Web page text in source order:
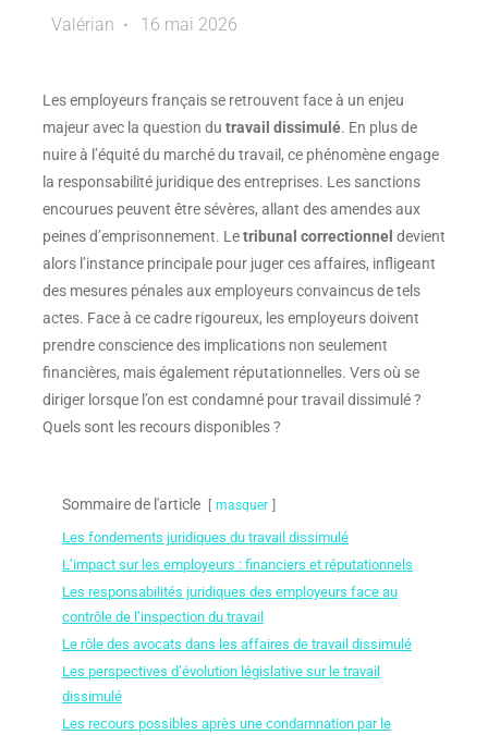
Valérian 16 mai 2026
Les employeurs français se retrouvent face à un enjeu
majeur avec la question du travail dissimulé. En plus de
nuire à l’équité du marché du travail, ce phénomène engage
la responsabilité juridique des entreprises. Les sanctions
encourues peuvent être sévères, allant des amendes aux
peines d’emprisonnement. Letribunal correctionnel devient
alors l’instance principale pour juger ces affaires, infligeant
des mesures pénales aux employeurs convaincus de tels
actes. Face à ce cadre rigoureux, les employeurs doivent
prendre conscience des implications non seulement
financières, mais également réputationnelles. Vers où se
diriger lorsque l’on est condamné pour travail dissimulé ?
Quels sont les recours disponibles ?
Sommaire de l'article masquer
Les fondements juridiques du travail dissimulé
L’impact sur les employeurs : financiers et réputationnels
Les responsabilités juridiques des employeurs face au
contrôle de l’inspection du travail
Le rôle des avocats dans les affaires de travail dissimulé
Les perspectives d’évolution législative sur le travail
dissimulé
Les recours possibles après une condamnation par le